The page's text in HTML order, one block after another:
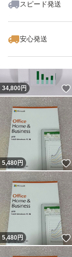
スピード発送
安心発送
34,800円
5,480円
5,480円